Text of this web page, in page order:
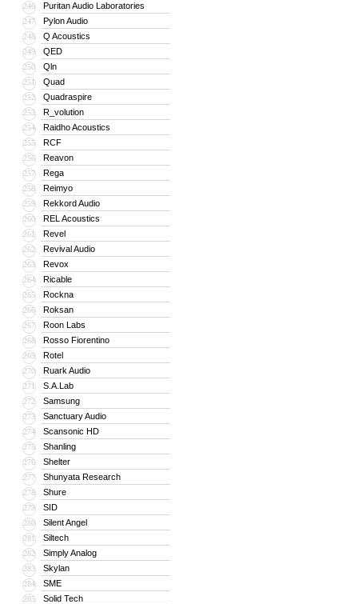
246 Puritan Audio Laboratories
247 Pylon Audio
248 Q Acoustics
249 QED
250 Qln
251 Quad
252 Quadraspire
253 R_volution
254 Raidho Acoustics
255 RCF
256 Reavon
257 Rega
258 Reimyo
259 Rekkord Audio
260 REL Acoustics
261 Revel
262 Revival Audio
263 Revox
264 Ricable
265 Rockna
266 Roksan
267 Roon Labs
268 Rosso Fiorentino
269 Rotel
270 Ruark Audio
271 S.A.Lab
272 Samsung
273 Sanctuary Audio
274 Scansonic HD
275 Shanling
276 Shelter
277 Shunyata Research
278 Shure
279 SID
280 Silent Angel
281 Siltech
282 Simply Analog
283 Skylan
284 SME
285 Solid Tech